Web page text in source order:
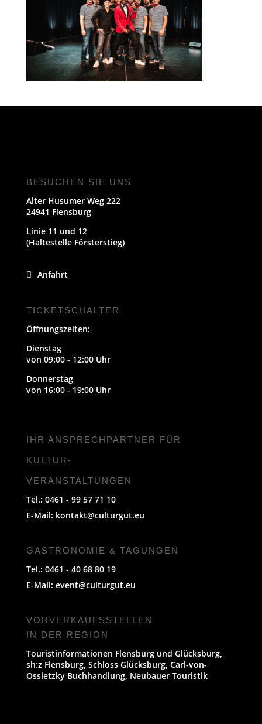
BESUCHEN SIE UNS
Alter Husumer Weg 222
24941 Flensburg
Linie 11 und 12
(Haltestelle Försterstieg)
Anfahrt
TICKETSCHALTER
Öffnungszeiten:
Dienstag
von 09:00 - 12:00 Uhr
Donnerstag
von 16:00 - 19:00 Uhr
IHR ANSPRECHPARTNER FÜR
KULTUR-
VERANSTALTUNGEN
Tel.: 0461 - 99 57 71 10
E-Mail: kontakt@culturgut.eu
GASTRONOMIE & TAGUNGEN
Tel.: 0461 - 40 68 80 19
E-Mail: event@culturgut.eu
VORVERKAUFS­STELLEN
IN DER REGION
Touristinformationen Flensburg und Glücksburg,
sh:z Flensburg, Schloss Glücksburg, Carl-von-
Ossietzky Buchhandlung, Neubauer Touristik